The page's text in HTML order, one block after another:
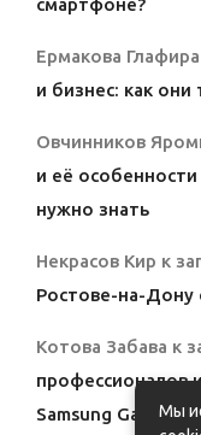
смартфоне?
Ермакова Глафира
и бизнес: как
Овчинников
и её
нужно знать
Некрасов Кир к
Ростове-на-Дону
Котова Забава к
профессионалов
Samsung Galaxy:
Мы